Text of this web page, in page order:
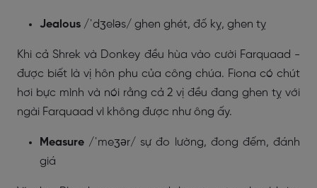
Jealous /ˈdʒeləs/ ghen ghét, đố kỵ, ghen tỵ
Khi cả Shrek và Donkey đều hùa vào cười Farquaad -
được biết là vị hôn phu của công chúa. Fiona có chút
hơi bực mình và nói rằng cả 2 vị đều đang ghen tỵ với
ngài Farquaad vì không được như ông ấy.
Measure /ˈmeʒər/ sự đo lường, đong đếm, đánh
giá